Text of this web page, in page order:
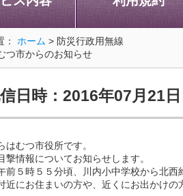
： ホーム > 防災行政用無線
つ市からのお知らせ
日時：2016年07月21
はむつ市役所です。
撃情報についてお知らせします。
前５時５５分頃、川内小中学校から北西
近にお住まいの方や、近くにお出かけの